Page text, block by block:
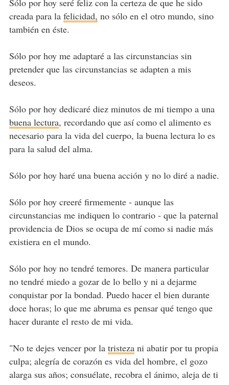
Sólo por hoy seré feliz con la certeza de que he sido
creada para la felicidad, no sólo en el otro mundo, sino
también en éste.
Sólo por hoy me adaptaré a las circunstancias sin
pretender que las circunstancias se adapten a mis
deseos.
Sólo por hoy dedicaré diez minutos de mi tiempo a una
buena lectura, recordando que así como el alimento es
necesario para la vida del cuerpo, la buena lectura lo es
para la salud del alma.
Sólo por hoy haré una buena acción y no lo diré a nadie.
Sólo por hoy creeré firmemente - aunque las
circunstancias me indiquen lo contrario - que la paternal
providencia de Dios se ocupa de mí como si nadie más
existiera en el mundo.
Sólo por hoy no tendré temores. De manera particular
no tendré miedo a gozar de lo bello y ni a dejarme
conquistar por la bondad. Puedo hacer el bien durante
doce horas; lo que me abruma es pensar qué tengo que
hacer durante el resto de mi vida.
"No te dejes vencer por la tristezani abatir por tu propia
culpa; alegría de corazón es vida del hombre, el gozo
alarga sus años; consuélate, recobra el ánimo, aleja de ti